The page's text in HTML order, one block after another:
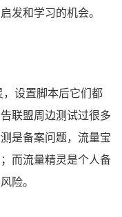
发和学习的机会。
设置脚本后它们都
联盟周边测试过很多
是备案问题，流量宝
而流量精灵是个人备
险。